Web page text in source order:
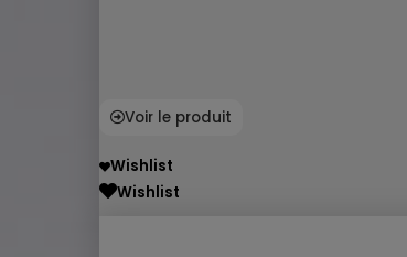
Voir le produit
Wishlist
Wishlist